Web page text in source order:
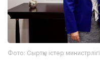
Фото: Сыртқы істер министрлігі